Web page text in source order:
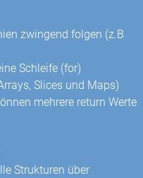
zwingend folgen (z.B
Schleife (for)
Slices und Maps)
mehrere return Werte
Strukturen über